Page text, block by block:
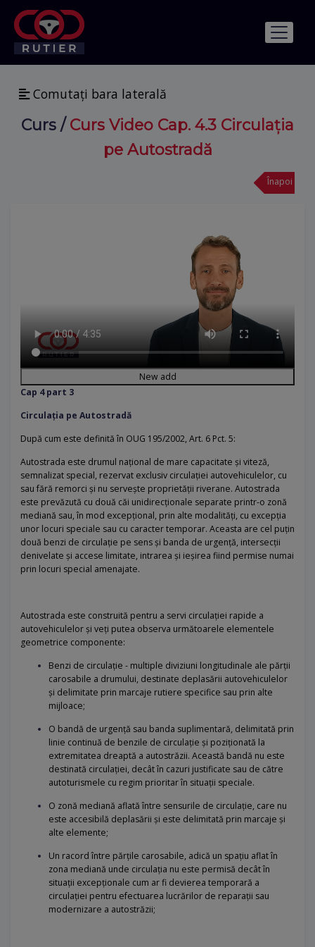
Comutați bara laterală
Curs / Curs Video Cap. 4.3 Circulația
pe Autostradă
Înapoi
New add
Cap 4 part 3
Circulația pe Autostradă
După cum este definită în OUG 195/2002, Art. 6 Pct. 5:
Autostrada este drumul național de mare capacitate și viteză,
semnalizat special, rezervat exclusiv circulației autovehiculelor, cu
sau fără remorci și nu servește proprietății riverane. Autostrada
este prevăzută cu două căi unidirecționale separate printr-o zonă
mediană sau, în mod excepțional, prin alte modalități, cu excepția
unor locuri speciale sau cu caracter temporar. Aceasta are cel puțin
două benzi de circulație pe sens și banda de urgență, intersecții
denivelate și accese limitate, intrarea și ieșirea fiind permise numai
prin locuri special amenajate.
Autostrada este construită pentru a servi circulației rapide a
autovehiculelor și veți putea observa următoarele elementele
geometrice componente:
Benzi de circulație - multiple diviziuni longitudinale ale părții
carosabile a drumului, destinate deplasării autovehiculelor
și delimitate prin marcaje rutiere specifice sau prin alte
mijloace;
O bandă de urgenţă sau banda suplimentară, delimitată prin
linie continuă de benzile de circulație și poziționată la
extremitatea dreaptă a autostrăzii. Această bandă nu este
destinată circulației, decât în cazuri justificate sau de către
autoturismele cu regim prioritar în situații speciale.
O zonă mediană aflată între sensurile de circulație, care nu
este accesibilă deplasării și este delimitată prin marcaje și
alte elemente;
Un racord între părțile carosabile, adică un spațiu aflat în
zona mediană unde circulația nu este permisă decât în
situații excepționale cum ar fi devierea temporară a
circulației pentru efectuarea lucrărilor de reparații sau
modernizare a autostrăzii;